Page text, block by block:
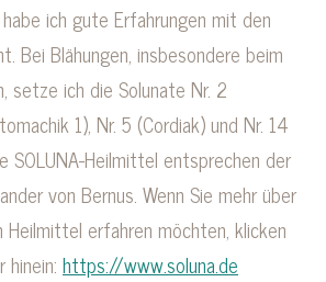
ich gute Erfahrungen mit den
Bei Blähungen, insbesondere beim
setze ich die Solunate Nr. 2
1), Nr. 5 (Cordiak) und Nr. 14
SOLUNA-Heilmittel entsprechen der
von Bernus. Wenn Sie mehr über
erfahren möchten, klicken
hinein: https://www.soluna.de